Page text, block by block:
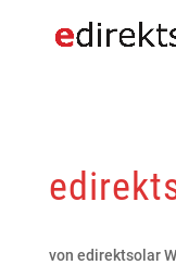
von edirektsolar